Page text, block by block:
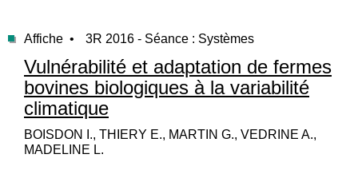
Affiche • 3R 2016 - Séance : Systèmes
Vulnérabilité et adaptation de fermes
bovines biologiques à la variabilité
climatique
BOISDON I., THIERY E., MARTIN G., VEDRINE A.,
MADELINE L.